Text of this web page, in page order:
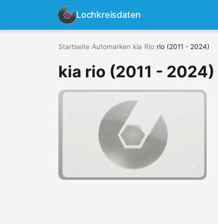
Lochkreisdaten
Startseite Automarken kia Rio rio (2011 - 2024)
kia rio (2011 - 2024)